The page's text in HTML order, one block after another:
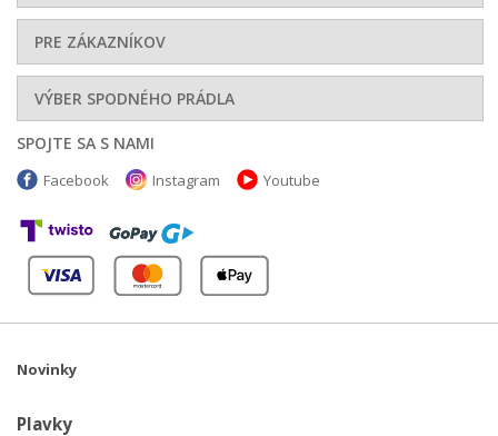
PRE ZÁKAZNÍKOV
VÝBER SPODNÉHO PRÁDLA
SPOJTE SA S NAMI
Facebook Instagram Youtube
Novinky
Plavky